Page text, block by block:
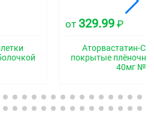
- ГМГ-КоА-
от 329.99 ₽
Аторвастатин-СЗ
покрытые
40мг